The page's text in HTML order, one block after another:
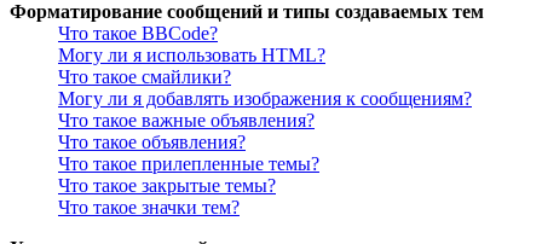
Форматирование сообщений и типы создаваемых тем
Что такое BBCode?
Могу ли я использовать HTML?
Что такое смайлики?
Могу ли я добавлять изображения к сообщениям?
Что такое важные объявления?
Что такое объявления?
Что такое прилепленные темы?
Что такое закрытые темы?
Что такое значки тем?